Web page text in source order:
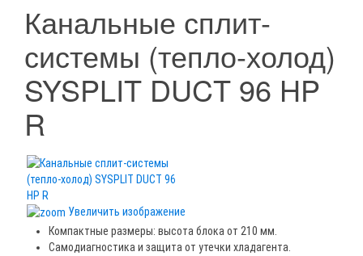
Канальные сплит-
системы (тепло-холод)
SYSPLIT DUCT 96 HP
R
Увеличить изображение
Компактные размеры: высота блока от 210 мм.
Самодиагностика и защита от утечки хладагента.